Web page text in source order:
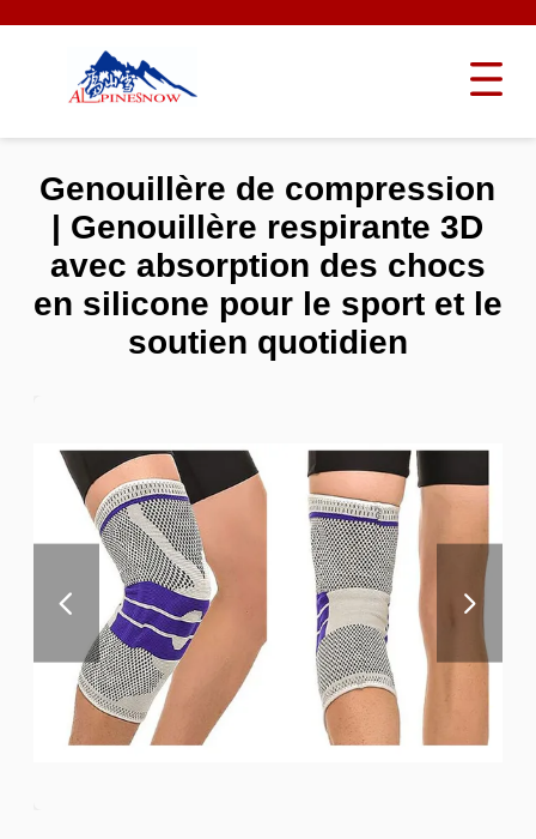
Genouillère de compression
| Genouillère respirante 3D
avec absorption des chocs
en silicone pour le sport et le
soutien quotidien